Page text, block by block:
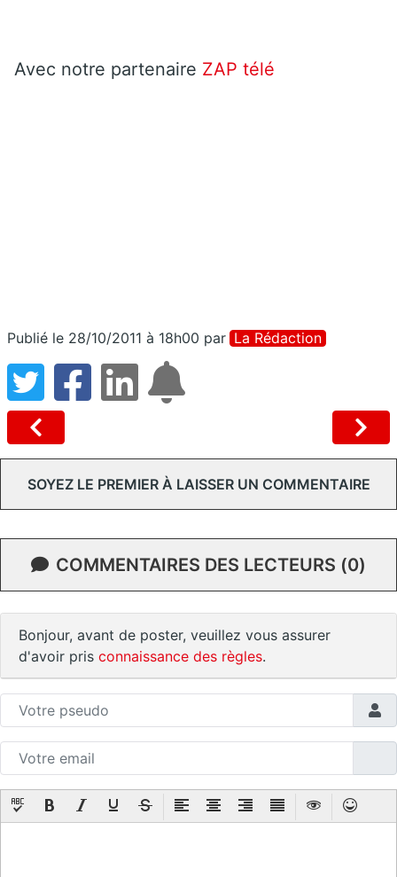
Avec notre partenaire ZAP télé
Publié le 28/10/2011 à 18h00 par La Rédaction
SOYEZ LE PREMIER À LAISSER UN COMMENTAIRE
COMMENTAIRES DES LECTEURS (0)
Bonjour, avant de poster, veuillez vous assurer
d'avoir pris connaissance des règles.